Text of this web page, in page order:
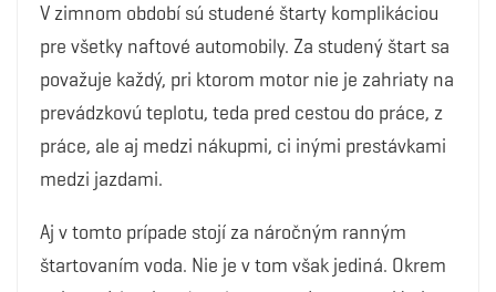
V zimnom období sú studené štarty komplikáciou
pre všetky naftové automobily. Za studený štart sa
považuje každý, pri ktorom motor nie je zahriaty na
prevádzkovú teplotu, teda pred cestou do práce, z
práce, ale aj medzi nákupmi, ci inými prestávkami
medzi jazdami.
Aj v tomto prípade stojí za náročným ranným
štartovaním voda. Nie je v tom však jediná. Okrem